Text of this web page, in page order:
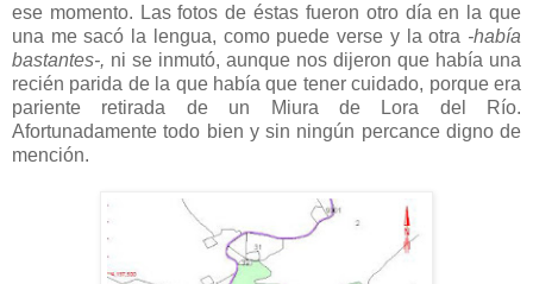
ese momento. Las fotos de éstas fueron otro día en la que
una me sacó la lengua, como puede verse y la otra -había
bastantes-, ni se inmutó, aunque nos dijeron que había una
recién parida de la que había que tener cuidado, porque era
pariente retirada de un Miura de Lora del Río.
Afortunadamente todo bien y sin ningún percance digno de
mención.